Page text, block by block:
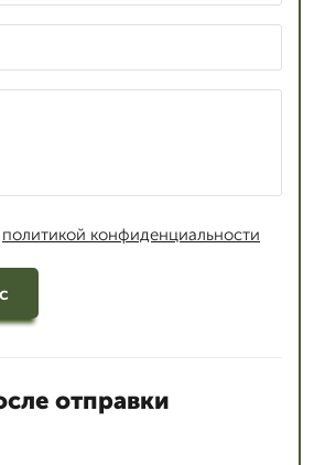
политикой конфиденциальности
отправки